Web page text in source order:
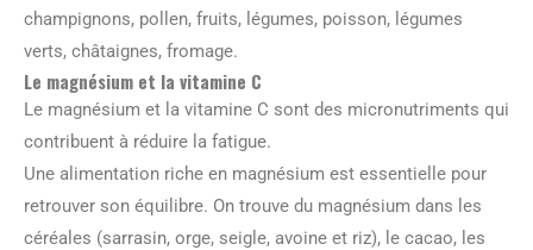
champignons, pollen, fruits, légumes, poisson, légumes
verts, châtaignes, fromage.
Le magnésium et la vitamine C
Le magnésium et la vitamine C sont des micronutriments qui
contribuent à réduire la fatigue.
Une alimentation riche en magnésium est essentielle pour
retrouver son équilibre. On trouve du magnésium dans les
céréales (sarrasin, orge, seigle, avoine et riz), le cacao, les